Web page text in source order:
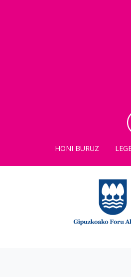
HONI BURUZ